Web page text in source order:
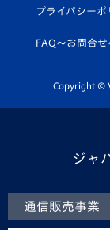
平和祈念活動
ホームタウ
スクール
公式LINE＠
プライバシーポ
FAQ〜お問合せ
Copyright ©
ジャ
通信販売事業